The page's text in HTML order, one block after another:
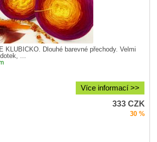
KLUBÍČKO. Dlouhé barevné přechody. Velmi
...
Více informací >>
333CZK
30 %